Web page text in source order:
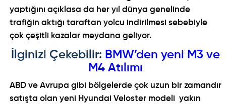
yaptığını açıklasa da her yıl dünya genelinde
trafiğin aktığı taraftan yolcu indirilmesi sebebiyle
çok çeşitli kazalar meydana geliyor.
İlginizi Çekebilir: BMW’den yeni M3 ve
M4 Atılımı
ABD ve Avrupa gibi bölgelerde çok uzun bir zamandır
satışta olanyeni Hyundai Veloster modeli yakın